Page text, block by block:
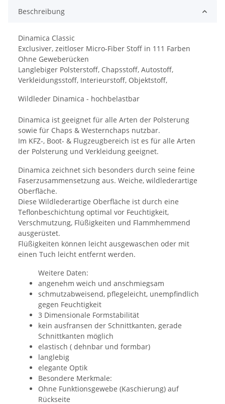
Beschreibung
Dinamica Classic
Exclusiver, zeitloser Micro-Fiber Stoff in 111 Farben
Ohne Geweberücken
Langlebiger Polsterstoff, Chapsstoff, Autostoff,
Verkleidungsstoff, Interieurstoff, Objektstoff,
Wildleder Dinamica - hochbelastbar
Dinamica ist geeignet für alle Arten der Polsterung
sowie für Chaps & Westernchaps nutzbar.
Im KFZ-, Boot- & Flugzeugbereich ist es für alle Arten
der Polsterung und Verkleidung geeignet.
Dinamica zeichnet sich besonders durch seine feine
Faserzusammensetzung aus. Weiche, wildlederartige
Oberfläche.
Diese Wildlederartige Oberfläche ist durch eine
Teflonbeschichtung optimal vor Feuchtigkeit,
Verschmutzung, Flüßigkeiten und Flammhemmend
ausgerüstet.
Flüßigkeiten können leicht ausgewaschen oder mit
einen Tuch leicht entfernt werden.
Weitere Daten:
angenehm weich und anschmiegsam
schmutzabweisend, pflegeleicht, unempfindlich
gegen Feuchtigkeit
3 Dimensionale Formstabilität
kein ausfransen der Schnittkanten, gerade
Schnittkanten möglich
elastisch ( dehnbar und formbar)
langlebig
elegante Optik
Besondere Merkmale:
Ohne Funktionsgewebe (Kaschierung) auf
Rückseite